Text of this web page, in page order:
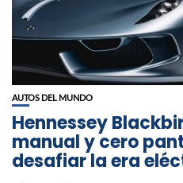
AUTOS DEL MUNDO
Hennessey
manual y cero
desafiar la era